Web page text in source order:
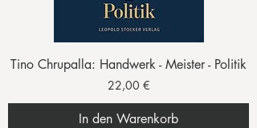
Tino Chrupalla: Handwerk - Meister - Politik
Preis
22,00 €
In den Warenkorb